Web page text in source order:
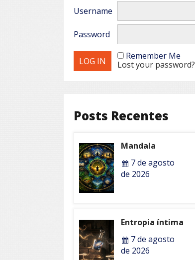
Username
Password
Remember Me
Lost your password?
Posts Recentes
Mandala
7 de agosto
de 2026
Entropia íntima
7 de agosto
de 2026